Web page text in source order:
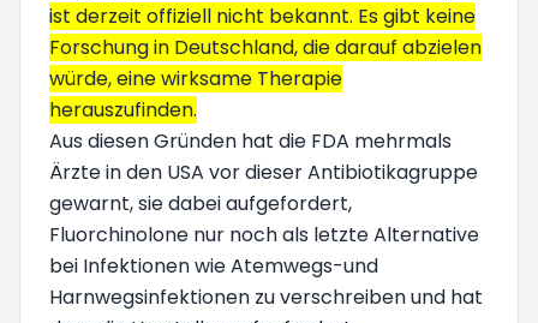
ist derzeit offiziell nicht bekannt. Es gibt keine
Forschung in Deutschland, die darauf abzielen
würde, eine wirksame Therapie
herauszufinden.
Aus diesen Gründen hat die FDA mehrmals
Ärzte in den USA vor dieser Antibiotikagruppe
gewarnt, sie dabei aufgefordert,
Fluorchinolone nur noch als letzte Alternative
bei Infektionen wie Atemwegs-und
Harnwegsinfektionen zu verschreiben und hat